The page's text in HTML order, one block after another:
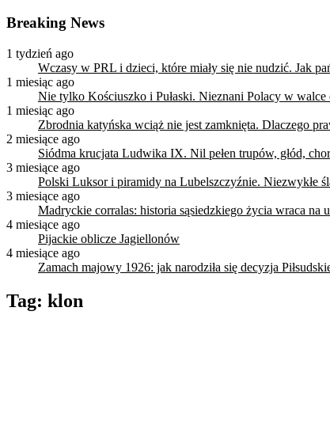
Breaking News
1 tydzień ago
Wczasy w PRL i dzieci, które miały się nie nudzić. Jak
1 miesiąc ago
Nie tylko Kościuszko i Pułaski. Nieznani Polacy w walce
1 miesiąc ago
Zbrodnia katyńska wciąż nie jest zamknięta. Dlaczego
2 miesiące ago
Siódma krucjata Ludwika IX. Nil pełen trupów, głód,
3 miesiące ago
Polski Luksor i piramidy na Lubelszczyźnie. Niezwykłe
3 miesiące ago
Madryckie corralas: historia sąsiedzkiego życia wraca na
4 miesiące ago
Pijackie oblicze Jagiellonów
4 miesiące ago
Zamach majowy 1926: jak narodziła się decyzja
Tag: klon